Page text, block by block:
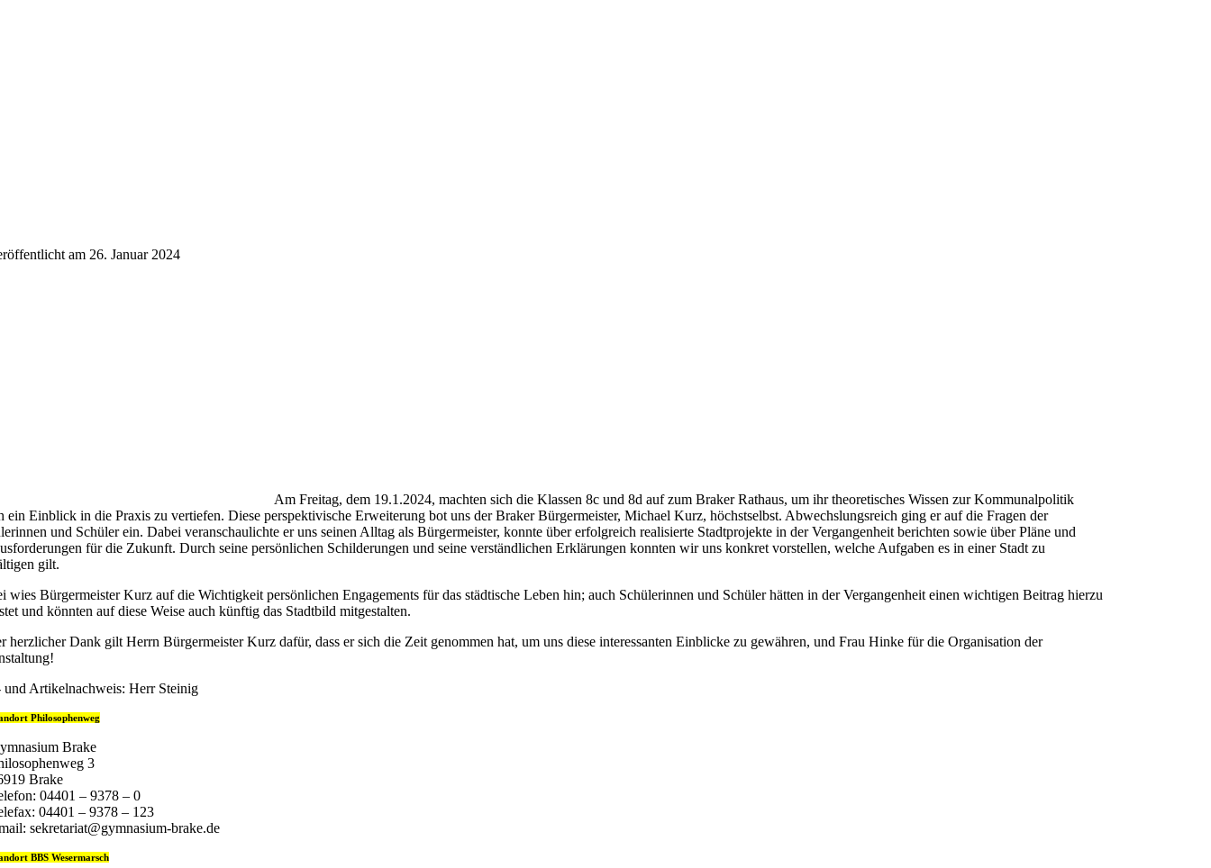
am 26. Januar 2024
Am Freitag, dem 19.1.2024, machten sich die Klassen 8c und 8d auf zum Braker Rathaus, um ihr theoretisches Wissen zur Kommunalpolitik
ein Einblick in die Praxis zu vertiefen. Diese perspektivische Erweiterung bot uns der Braker Bürgermeister, Michael Kurz, höchstselbst. Abwechslungsreich ging er auf die Fragen der
und Schüler ein. Dabei veranschaulichte er uns seinen Alltag als Bürgermeister, konnte über erfolgreich realisierte Stadtprojekte in der Vergangenheit berichten sowie über Pläne und
für die Zukunft. Durch seine persönlichen Schilderungen und seine verständlichen Erklärungen konnten wir uns konkret vorstellen, welche Aufgaben es in einer Stadt zu
gilt.
wies Bürgermeister Kurz auf die Wichtigkeit persönlichen Engagements für das städtische Leben hin; auch Schülerinnen und Schüler hätten in der Vergangenheit einen wichtigen Beitrag hierzu
und könnten auf diese Weise auch künftig das Stadtbild mitgestalten.
herzlicher Dank gilt Herrn Bürgermeister Kurz dafür, dass er sich die Zeit genommen hat, um uns diese interessanten Einblicke zu gewähren, und Frau Hinke für die Organisation der
Artikelnachweis: Herr Steinig
Philosophenweg
Brake
3
Brake
04401 – 9378 – 0
04401 – 9378 – 123
sekretariat@gymnasium-brake.de
BBS Wesermarsch